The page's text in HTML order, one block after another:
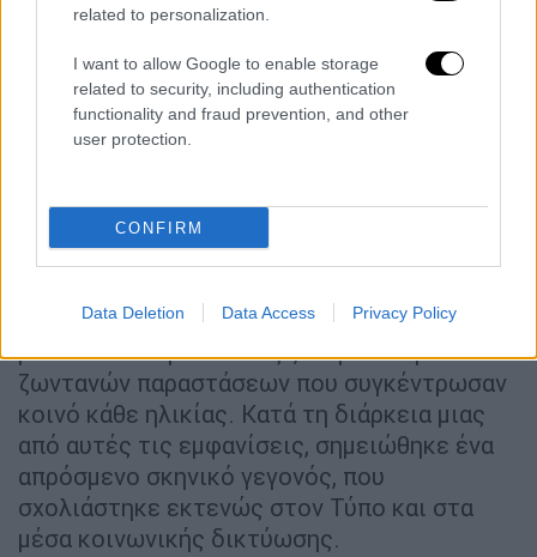
related to personalization.
I want to allow Google to enable storage
related to security, including authentication
functionality and fraud prevention, and other
user protection.
CONFIRM
Data Deletion Data Access Privacy Policy
Στο κοινό βρέθηκαν πολιτικοί, καλλιτέχνες
και πανεπιστημιακοί — μεταξύ αυτών οι
Γιώργος Αλογοσκούφης, Μαρία Δαμανάκη,
Νίκος Αλιβιζάτος, Γιώργος Βότσης — σε μια
βραδιά που συνδύαζε την εορταστική
Από το Ηρώδειο στο Άλσος
Σαββόπουλος εμφανίστηκε στο ιστορικό
μουσικό θέατρο «Άλσος», σε μια σειρά
ζωντανών παραστάσεων που συγκέντρωσαν
κοινό κάθε ηλικίας. Κατά τη διάρκεια μιας
από αυτές τις εμφανίσεις, σημειώθηκε ένα
απρόσμενο σκηνικό γεγονός, που
σχολιάστηκε εκτενώς στον Τύπο και στα
μέσα κοινωνικής δικτύωσης.